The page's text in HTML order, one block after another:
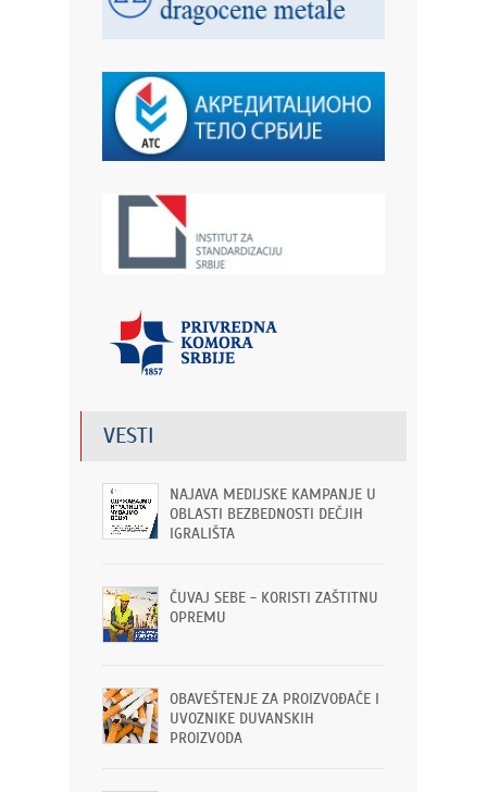
VESTI
NAJAVA MEDIJSKE KAMPANJE U
OBLASTI BEZBEDNOSTI DEČJIH
IGRALIŠTA
ČUVAJ SEBE - KORISTI ZAŠTITNU
OPREMU
OBAVEŠTENJE ZA PROIZVOĐAČE I
UVOZNIKE DUVANSKIH
PROIZVODA